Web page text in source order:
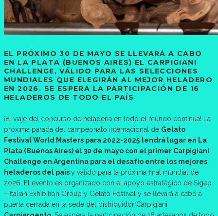
EL PRÓXIMO 30 DE MAYO SE LLEVARÁ A CABO
EN LA PLATA (BUENOS AIRES) EL CARPIGIANI
CHALLENGE, VÁLIDO PARA LAS SELECCIONES
MUNDIALES QUE ELEGIRÁN AL MEJOR HELADERO
EN 2026. SE ESPERA LA PARTICIPACIÓN DE 16
HELADEROS DE TODO EL PAÍS
¡El viaje del concurso de heladería en todo el mundo continúa! La
próxima parada del campeonato internacional de Gelato
Festival World Masters para 2022-2025 tendrá lugar en La
Plata (Buenos Aires) el 30 de mayo con el primer Carpigiani
Challenge en Argentina para el desafío entre los mejores
heladeros del paísy válido para la próxima final mundial de
2026. El evento es organizado con el apoyo estratégico de Sigep
– Italian Exhibition Group y Gelato Festival y se llevará a cabo a
puerta cerrada en la sede del distribuidor Carpigiani